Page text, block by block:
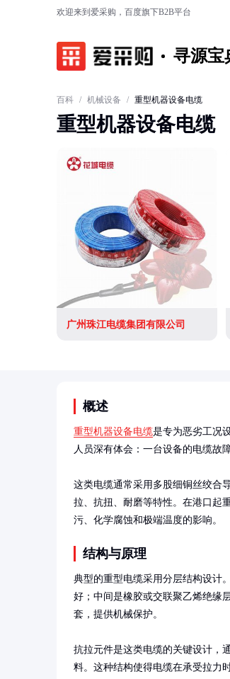
欢迎来到爱采购，百度旗下B2B平台
寻源宝
百科 / 机械设备 / 重型机器设备电缆
重型机器设备电缆
广州珠江电缆集团有限公司
概述
重型机器设备电缆是专为恶劣工况
人员深有体会：一台设备的电缆故
这类电缆通常采用多股细铜丝绞合
拉、抗扭、耐磨等特性。在港口起
污、化学腐蚀和极端温度的影响。
结构与原理
典型的重型电缆采用分层结构设计
好；中间是橡胶或交联聚乙烯绝缘
套，提供机械保护。
抗拉元件是这类电缆的关键设计，
料。这种结构使得电缆在承受拉力